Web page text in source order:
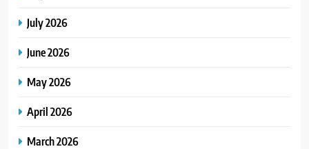
July 2026
June 2026
May 2026
April 2026
March 2026